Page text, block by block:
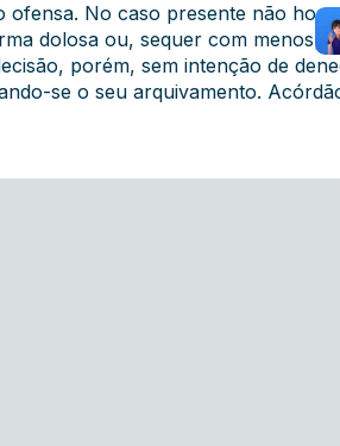
ofensa. No caso presente não
dolosa ou, sequer com
porém, sem intenção de
se o seu arquivamento.